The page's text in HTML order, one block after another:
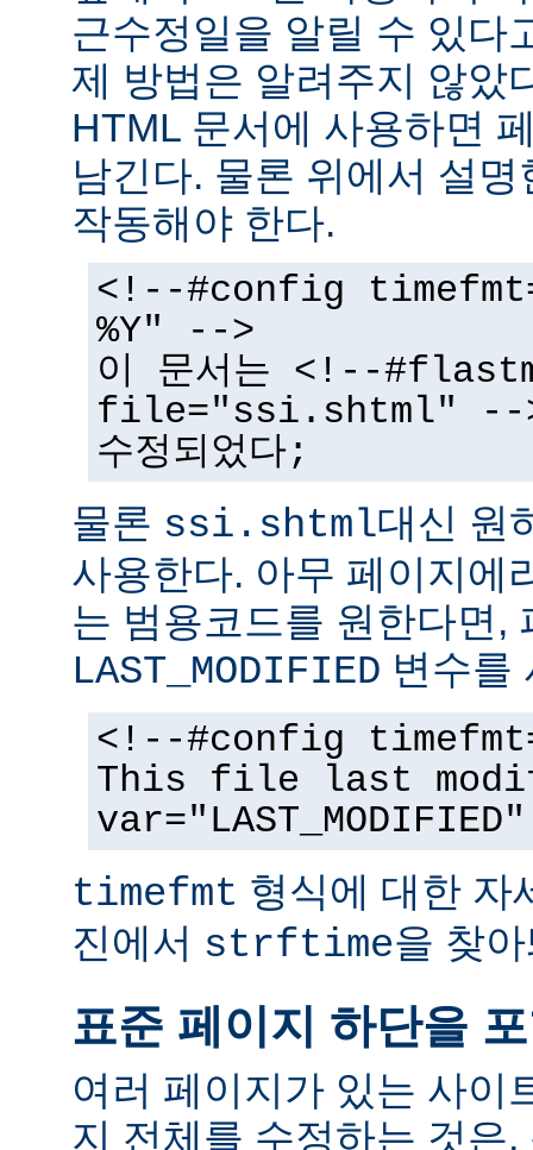
근수정일을 알릴 수 있다
제 방법은 알려주지 않았
HTML 문서에 사용하면
남긴다. 물론 위에서 설
작동해야 한다.
<!--#config
%Y" -->
이 문서는 <!--
file="ssi.shtml" -->
수정되었다;
물론 ssi.shtml대신 원
사용한다. 아무 페이지에
는 범용코드를 원한다면,
LAST_MODIFIED 변수를
<!--#config
This file last
timefmt 형식에 대한 자
진에서 strftime을 찾
표준 페이지 하단을
여러 페이지가 있는 사이
지 전체를 수정하는 것은